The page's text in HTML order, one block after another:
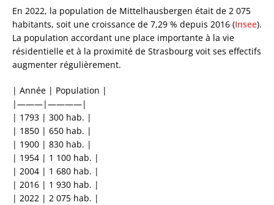
En 2022, la population de Mittelhausbergen était de 2 075
habitants, soit une croissance de 7,29 % depuis 2016 (Insee).
La population accordant une place importante à la vie
résidentielle et à la proximité de Strasbourg voit ses effectifs
augmenter régulièrement.
| Année | Population |
|———|————|
| 1793 | 300 hab. |
| 1850 | 650 hab. |
| 1900 | 830 hab. |
| 1954 | 1 100 hab. |
| 2004 | 1 680 hab. |
| 2016 | 1 930 hab. |
| 2022 | 2 075 hab. |